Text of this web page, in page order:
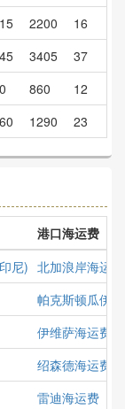
2200
16
3405
37
860
12
1290 23
港口海运费
尼) 北加浪岸海运费
帕克斯顿瓜伊
伊维萨海运费
绍森德海运费
雷迪海运费